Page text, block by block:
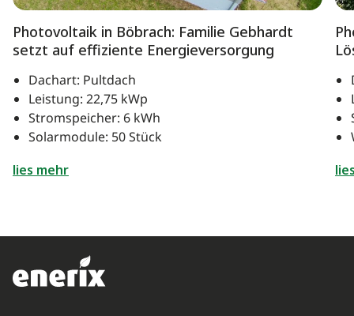
Photovoltaik in Böbrach: Familie Gebhardt
setzt auf effiziente Energieversorgung
Dachart: Pultdach
Leistung: 22,75 kWp
Stromspeicher: 6 kWh
Solarmodule: 50 Stück
lies mehr